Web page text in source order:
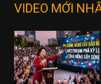
VIDEO MỚI